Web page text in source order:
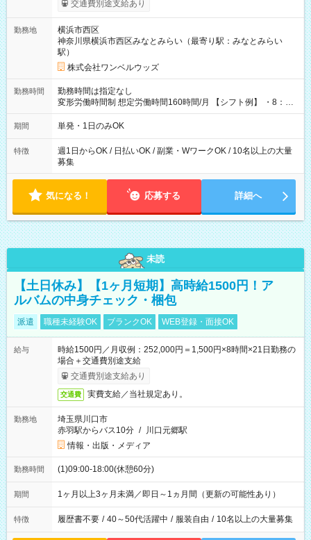
ンビニATMから 日払い分を引き落とせます！ 【試用期間】試
交通費別途支給あり
勤務地
横浜市西区
神奈川県横浜市西区みなとみらい（最寄り駅：みなとみらい
駅）
株式会社ワンベルウッズ
勤務時間
勤務時間は指定なし
変形労働時間制 想定労働時間160時間/月 【シフト例】 ・8：00
～21：00
期間 単発・1日のみOK
特徴
週1日からOK / 日払いOK / 副業・WワークOK / 10名以上の大量
募集
気になる！ 応募する 詳細へ
未読
【土日休み】【1ヶ月短期】高時給1500円！ア
ルバムの中身チェック・梱包
派遣 職種未経験OK ブランクOK WEB登録・面接OK
給与
時給1500円／月収例：252,000円＝1,500円×8時間×21日勤務の
場合＋交通費別途支給
交通費別途支給あり
交通費 実費支給／当社規定あり。
勤務地
埼玉県川口市
赤羽駅からバス10分 / 川口元郷駅
情報・出版・メディア
勤務時間 (1)09:00-18:00(休憩60分)
期間 1ヶ月以上3ヶ月未満／即日～1ヵ月間（更新の可能性あり）
特徴 履歴書不要 / 40～50代活躍中 / 服装自由 / 10名以上の大量募集